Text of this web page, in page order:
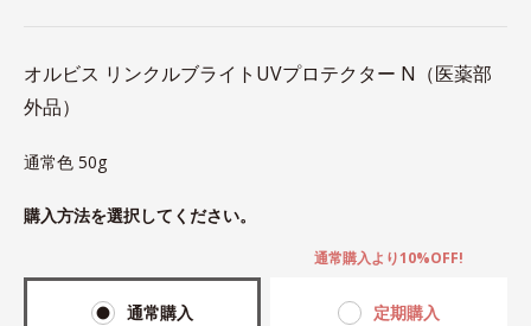
オルビス リンクルブライトUVプロテクター N（医薬部
外品）
通常色 50g
購入方法を選択してください。
通常購入 定期購入
通常購入より10%OFF!